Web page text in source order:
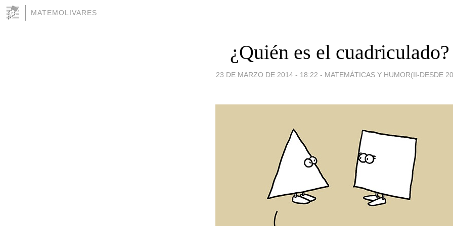
MATEMOLIVARES
¿Quién es el cuadriculado?
23 DE MARZO DE 2014 - 18:22 - MATEMÁTICAS Y HUMOR(II-DESDE